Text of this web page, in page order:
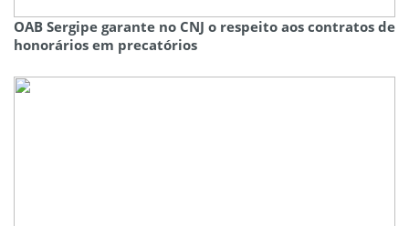
OAB Sergipe garante no CNJ o respeito aos contratos de
honorários em precatórios